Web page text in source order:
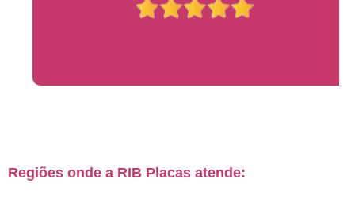
Regiões onde a RIB Placas atende: